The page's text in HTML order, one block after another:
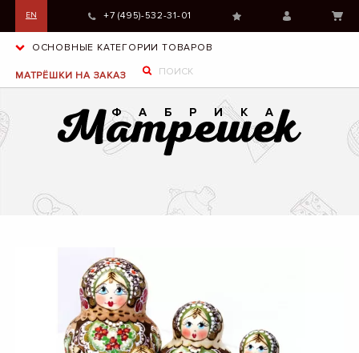
EN +7 (495)-532-31-01
ОСНОВНЫЕ КАТЕГОРИИ ТОВАРОВ
МАТРЁШКИ НА ЗАКАЗ